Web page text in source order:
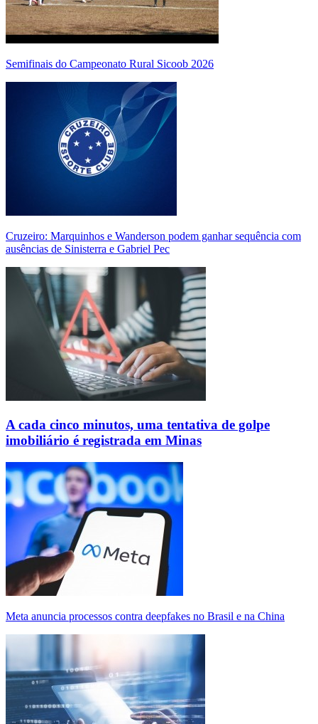
Semifinais do Campeonato Rural Sicoob 2026
Cruzeiro: Marquinhos e Wanderson podem ganhar sequência com
ausências de Sinisterra e Gabriel Pec
A cada cinco minutos, uma tentativa de golpe
imobiliário é registrada em Minas
Meta anuncia processos contra deepfakes no Brasil e na China